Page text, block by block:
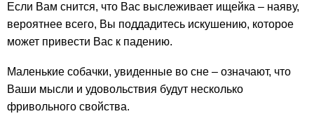
Если Вам снится, что Вас выслеживает ищейка – наяву,
вероятнее всего, Вы поддадитесь искушению, которое
может привести Вас к падению.
Маленькие собачки, увиденные во сне – означают, что
Ваши мысли и удовольствия будут несколько
фривольного свойства.